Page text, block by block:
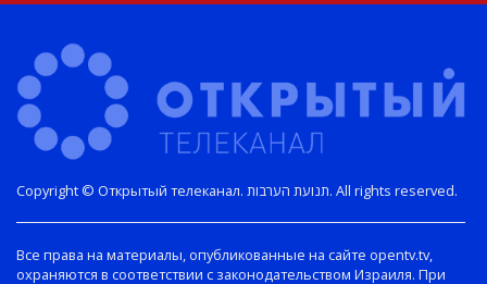
Copyright © Открытый телеканал. תנועת הערבות. All rights reserved.
Все права на материалы, опубликованные на сайте opentv.tv,
охраняются в соответствии с законодательством Израиля. При